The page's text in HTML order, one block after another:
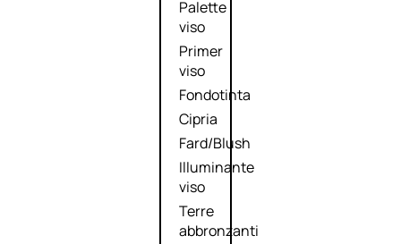
Palette
viso
Primer
viso
Fondotinta
Cipria
Fard/Blush
Illuminante
viso
Terre
abbronzanti